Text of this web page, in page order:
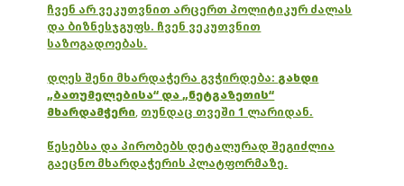
ჩვენ არ ვეკუთვნით არცერთ პოლიტიკურ ძალას
და ბიზნესჯგუფს. ჩვენ ვეკუთვნით
საზოგადოებას.
დღეს შენი მხარდაჭერა გვჭირდება: გახდი
„ბათუმელებისა“ და „ნეტგაზეთის“
მხარდამჭერი, თუნდაც თვეში 1 ლარიდან.
წესებსა და პირობებს დეტალურად შეგიძლია
გაეცნო მხარდაჭერის პლატფორმაზე.